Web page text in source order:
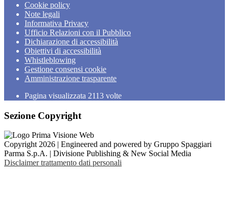
Cookie policy
Note legali
Informativa Privacy
Ufficio Relazioni con il Pubblico
Dichiarazione di accessibilità
Obiettivi di accessibilità
Whistleblowing
Gestione consensi cookie
Amministrazione trasparente
Pagina visualizzata 2113 volte
Sezione Copyright
Copyright 2026 | Engineered and powered by Gruppo Spaggiari
Parma S.p.A. | Divisione Publishing & New Social Media
Disclaimer trattamento dati personali